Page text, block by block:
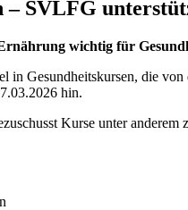
– SVLFG
wichtig für
in Gesundheitskursen, die
hin.
Kurse unter anderem